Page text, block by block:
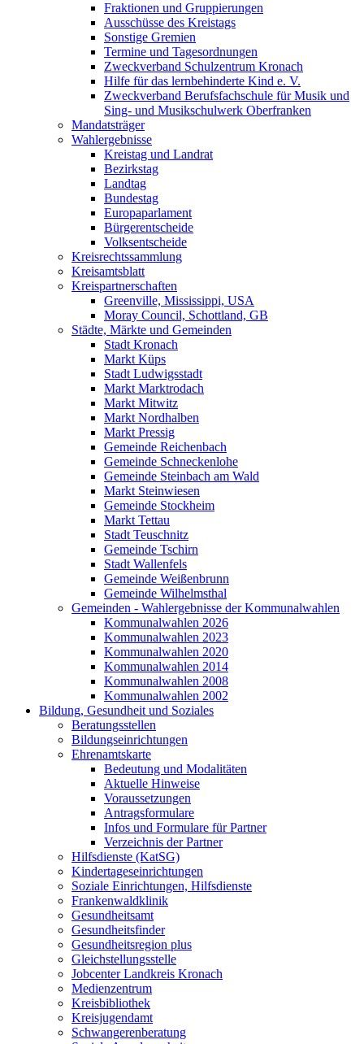
Fraktionen und Gruppierungen
Ausschüsse des Kreistags
Sonstige Gremien
Termine und Tagesordnungen
Zweckverband Schulzentrum Kronach
Hilfe für das lernbehinderte Kind e. V.
Zweckverband Berufsfachschule für Musik und
Sing- und Musikschulwerk Oberfranken
Mandatsträger
Wahlergebnisse
Kreistag und Landrat
Bezirkstag
Landtag
Bundestag
Europaparlament
Bürgerentscheide
Volksentscheide
Kreisrechtssammlung
Kreisamtsblatt
Kreispartnerschaften
Greenville, Mississippi, USA
Moray Council, Schottland, GB
Städte, Märkte und Gemeinden
Stadt Kronach
Markt Küps
Stadt Ludwigsstadt
Markt Marktrodach
Markt Mitwitz
Markt Nordhalben
Markt Pressig
Gemeinde Reichenbach
Gemeinde Schneckenlohe
Gemeinde Steinbach am Wald
Markt Steinwiesen
Gemeinde Stockheim
Markt Tettau
Stadt Teuschnitz
Gemeinde Tschirn
Stadt Wallenfels
Gemeinde Weißenbrunn
Gemeinde Wilhelmsthal
Gemeinden - Wahlergebnisse der Kommunalwahlen
Kommunalwahlen 2026
Kommunalwahlen 2023
Kommunalwahlen 2020
Kommunalwahlen 2014
Kommunalwahlen 2008
Kommunalwahlen 2002
Bildung, Gesundheit und Soziales
Beratungsstellen
Bildungseinrichtungen
Ehrenamtskarte
Bedeutung und Modalitäten
Aktuelle Hinweise
Voraussetzungen
Antragsformulare
Infos und Formulare für Partner
Verzeichnis der Partner
Hilfsdienste (KatSG)
Kindertageseinrichtungen
Soziale Einrichtungen, Hilfsdienste
Frankenwaldklinik
Gesundheitsamt
Gesundheitsfinder
Gesundheitsregion plus
Gleichstellungsstelle
Jobcenter Landkreis Kronach
Medienzentrum
Kreisbibliothek
Kreisjugendamt
Schwangerenberatung